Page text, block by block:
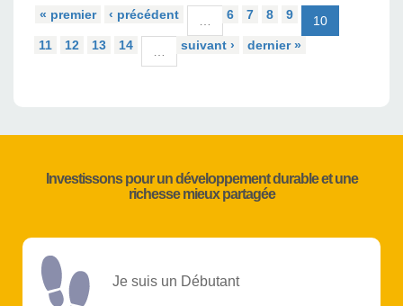
« premier ‹ précédent … 6 7 8 9
10
11
12 13 14 … suivant › dernier »
Investissons pour un développement durable et une
richesse mieux partagée
Je suis un Débutant